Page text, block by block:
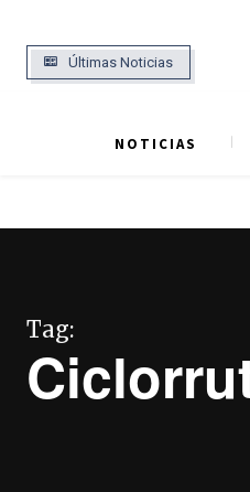
Últimas Noticias
NOTICIAS
Tag: